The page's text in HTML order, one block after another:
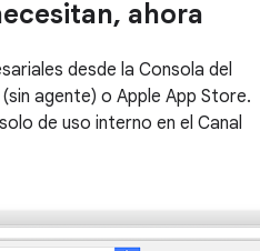
ahora
desde la Consola del
agente) o Apple App Store.
de uso interno en el Canal